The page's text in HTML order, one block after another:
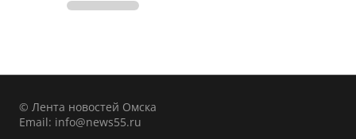
© Лента новостей Омска
Email: info@news55.ru